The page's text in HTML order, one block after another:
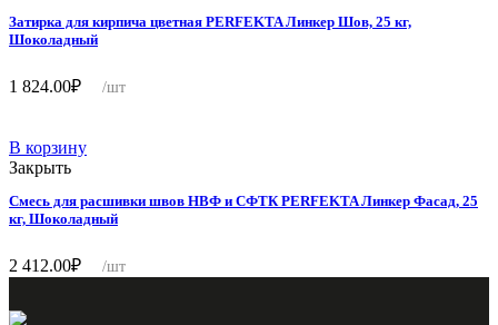
Затирка для кирпича цветная PERFEKTA Линкер Шов, 25 кг,
Шоколадный
1 824.00₽ /шт
В корзину
Закрыть
Смесь для расшивки швов НВФ и СФТК PERFEKTA Линкер Фасад, 25
кг, Шоколадный
2 412.00₽ /шт